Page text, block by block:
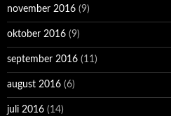
november 2016 (9)
oktober 2016 (9)
september 2016 (11)
august 2016 (6)
juli 2016 (14)